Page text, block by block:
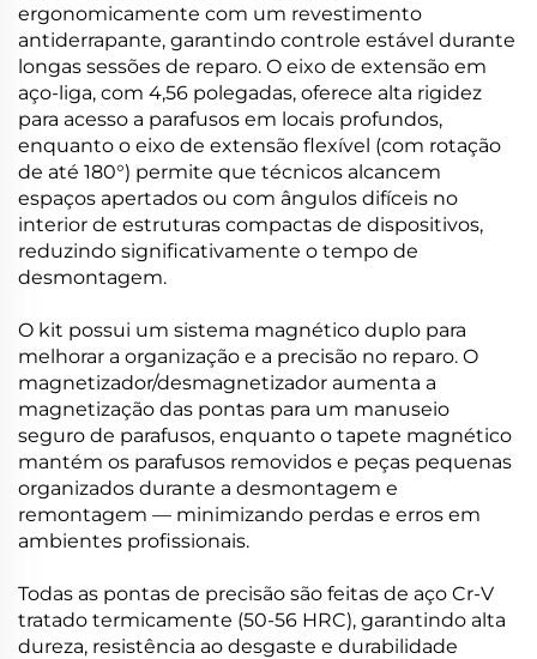
ergonomicamente com um revestimento
antiderrapante, garantindo controle estável durante
longas sessões de reparo. O eixo de extensão em
aço-liga, com 4,56 polegadas, oferece alta rigidez
para acesso a parafusos em locais profundos,
enquanto o eixo de extensão flexível (com rotação
de até 180°) permite que técnicos alcancem
espaços apertados ou com ângulos difíceis no
interior de estruturas compactas de dispositivos,
reduzindo significativamente o tempo de
desmontagem.
O kit possui um sistema magnético duplo para
melhorar a organização e a precisão no reparo. O
magnetizador/desmagnetizador aumenta a
magnetização das pontas para um manuseio
seguro de parafusos, enquanto o tapete magnético
mantém os parafusos removidos e peças pequenas
organizados durante a desmontagem e
remontagem — minimizando perdas e erros em
ambientes profissionais.
Todas as pontas de precisão são feitas de aço Cr-V
tratado termicamente (50-56 HRC), garantindo alta
dureza, resistência ao desgaste e durabilidade